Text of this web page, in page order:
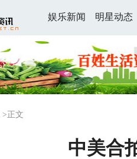
娱乐新闻 明星动态
>正文
中美合